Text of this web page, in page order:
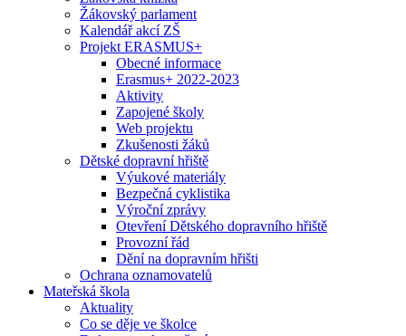
Žákovský parlament
Kalendář akcí ZŠ
Projekt ERASMUS+
Obecné informace
Erasmus+ 2022-2023
Aktivity
Zapojené školy
Web projektu
Zkušenosti žáků
Dětské dopravní hřiště
Výukové materiály
Bezpečná cyklistika
Výroční zprávy
Otevření Dětského dopravního hřiště
Provozní řád
Dění na dopravním hřišti
Ochrana oznamovatelů
Mateřská škola
Aktuality
Co se děje ve školce